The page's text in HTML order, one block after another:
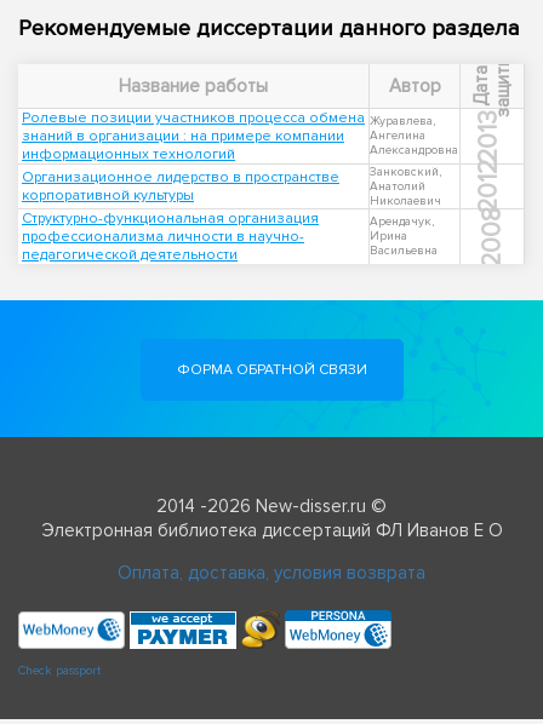
Рекомендуемые диссертации данного раздела
Название работы Автор Д
а
т
а
з
а
щ
и
т ы
Ролевые позиции участников процесса обмена
знаний в организации : на примере компании
информационных технологий
Журавлева,
Ангелина
Александровна
2013
Организационное лидерство в пространстве
корпоративной культуры
Занковский,
Анатолий
Николаевич
2012
Структурно-функциональная организация
профессионализма личности в научно-
педагогической деятельности
Арендачук,
Ирина
Васильевна
2008
ФОРМА ОБРАТНОЙ СВЯЗИ
2014 -2026 New-disser.ru ©
Электронная библиотека диссертаций ФЛ Иванов Е О
Оплата, доставка, условия возврата
Check passport